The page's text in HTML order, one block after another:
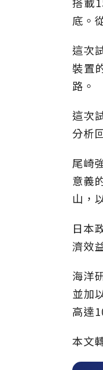
底。
這次
裝置
路。
這次
分析
尾崎
意義
山，
日本
濟效
海洋
並加
高達
本文